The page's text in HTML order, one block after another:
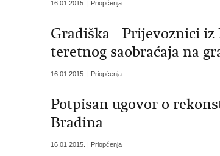
16.01.2015. | Priopćenja
Gradiška - Prijevoznici
teretnog saobraćaja na
16.01.2015. | Priopćenja
Potpisan ugovor o
Bradina
16.01.2015. | Priopćenja